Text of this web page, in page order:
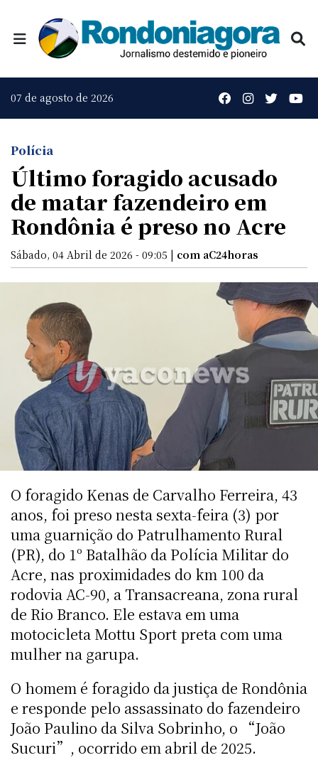
07 de agosto de 2026
Polícia
Último foragido acusado
de matar fazendeiro em
Rondônia é preso no Acre
Sábado, 04 Abril de 2026 - 09:05 | com aC24horas
O foragido Kenas de Carvalho Ferreira, 43
anos, foi preso nesta sexta-feira (3) por
uma guarnição do Patrulhamento Rural
(PR), do 1º Batalhão da Polícia Militar do
Acre, nas proximidades do km 100 da
rodovia AC-90, a Transacreana, zona rural
de Rio Branco. Ele estava em uma
motocicleta Mottu Sport preta com uma
mulher na garupa.
O homem é foragido da justiça de Rondônia
e responde pelo assassinato do fazendeiro
João Paulino da Silva Sobrinho, o “João
Sucuri”, ocorrido em abril de 2025.